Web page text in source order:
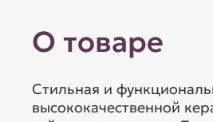
О товаре
Стильная и
высококачественной